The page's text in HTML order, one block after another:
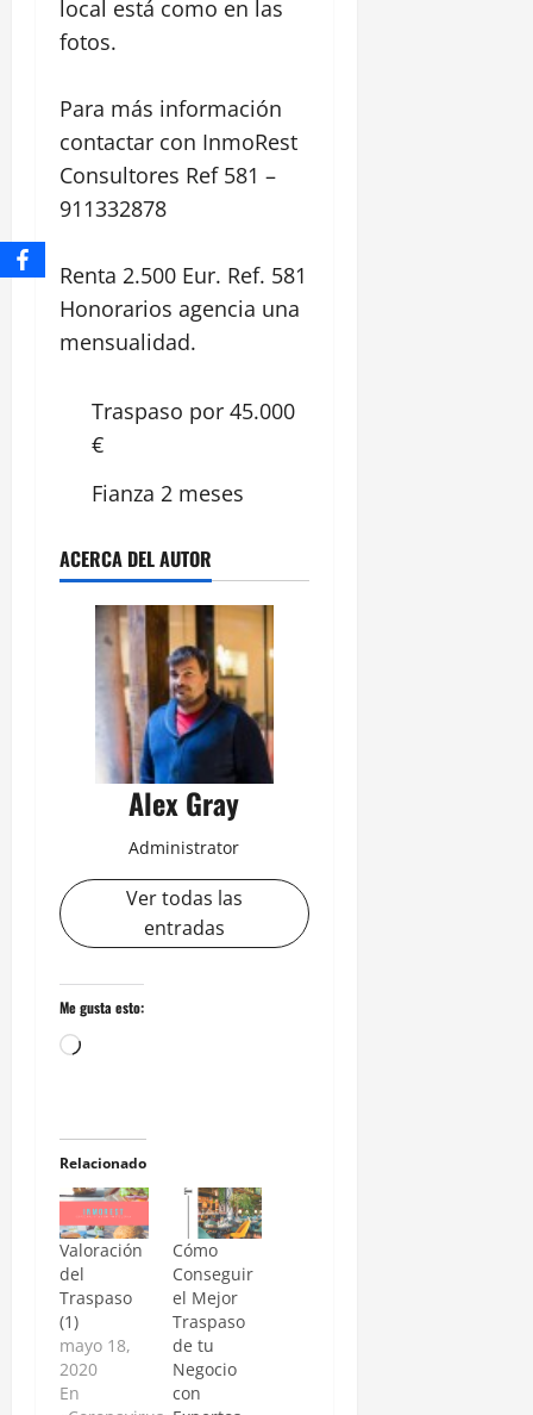
local está como en las
fotos.
Para más información
contactar con InmoRest
Consultores Ref 581 –
911332878
Renta 2.500 Eur. Ref. 581
Honorarios agencia una
mensualidad.
Traspaso por 45.000
€
Fianza 2 meses
ACERCA DEL AUTOR
Alex Gray
Administrator
Ver todas las
entradas
Me gusta esto:
Relacionado
Valoración
del
Traspaso
(1)
mayo 18,
2020
En
Cómo
Conseguir
el Mejor
Traspaso
de tu
Negocio
con